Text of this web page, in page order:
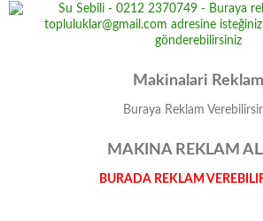
Makinalari Reklam
Buraya Reklam
MAKINA REKLAM
BURADA REKLAM